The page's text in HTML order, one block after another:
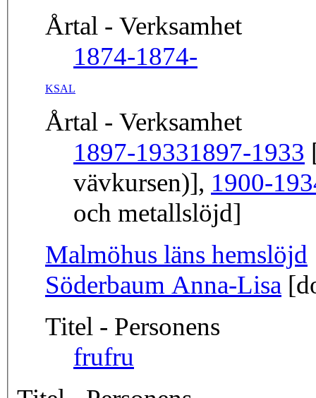
Årtal - Verksamhet
1874-1874-
KSAL
Årtal - Verksamhet
1897-19331897-1933
vävkursen)], 1900-
och metallslöjd]
Malmöhus läns hemslöjd
Söderbaum Anna-Lisa
Titel - Personens
frufru